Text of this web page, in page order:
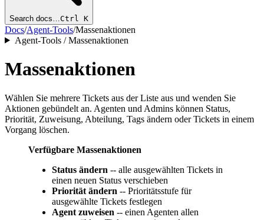
Search docs… Ctrl K
Docs/Agent-Tools/Massenaktionen
Agent-Tools / Massenaktionen
Massenaktionen
Wählen Sie mehrere Tickets aus der Liste aus und wenden Sie
Aktionen gebündelt an. Agenten und Admins können Status,
Priorität, Zuweisung, Abteilung, Tags ändern oder Tickets in einem
Vorgang löschen.
Verfügbare Massenaktionen
Status ändern -- alle ausgewählten Tickets in
einen neuen Status verschieben
Priorität ändern -- Prioritätsstufe für
ausgewählte Tickets festlegen
Agent zuweisen -- einen Agenten allen